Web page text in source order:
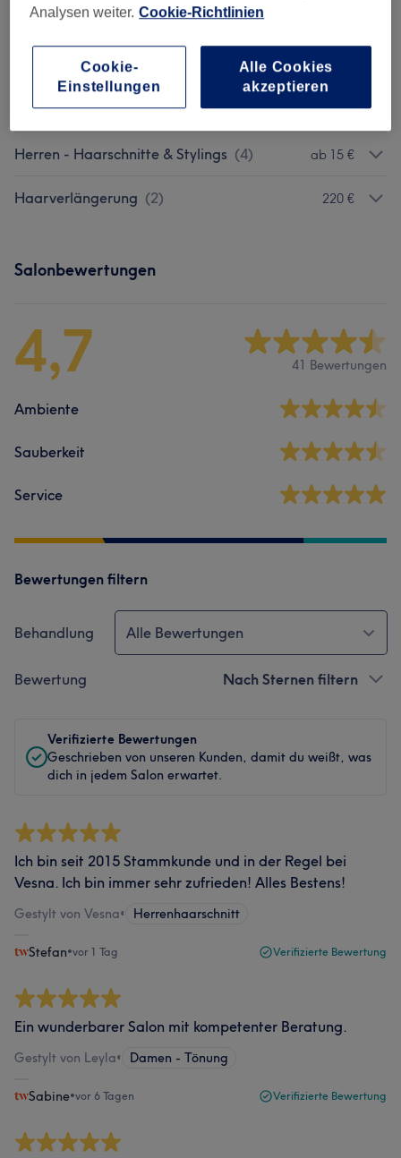
Damen - Haarschnitte & Stylings (13)
Haarkuren & Pflege ab 15 €
Kinder - Haarschnitte & Stylings (2) ab 19 €
Herren - Haarschnitte & Stylings (4) ab 15 €
Haarverlängerung (2) 220 €
Salonbewertungen
4,7 41 Bewertungen
Ambiente
Sauberkeit
Service
Bewertungen filtern
Behandlung Alle Bewertungen
Bewertung Nach Sternen filtern
Verifizierte Bewertungen
Geschrieben von unseren Kunden, damit du weißt, was
dich in jedem Salon erwartet.
Ich bin seit 2015 Stammkunde und in der Regel bei
Vesna. Ich bin immer sehr zufrieden! Alles Bestens!
Gestylt von Vesna• Herrenhaarschnitt
Stefan•vor 1 Tag Verifizierte Bewertung
Ein wunderbarer Salon mit kompetenter Beratung.
Gestylt von Leyla• Damen - Tönung
Sabine•vor 6 Tagen Verifizierte Bewertung
Analysen weiter. Cookie-Richtlinien
Cookie-
Einstellungen
Alle Cookies
akzeptieren